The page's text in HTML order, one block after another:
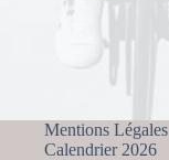
Mentions Légales
Calendrier 2026